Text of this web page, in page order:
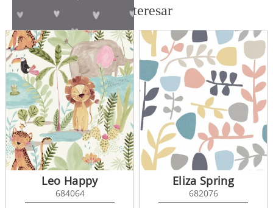
Fab 128832
También te puede interesar
Leo Happy
684064
Eliza Spring
682076